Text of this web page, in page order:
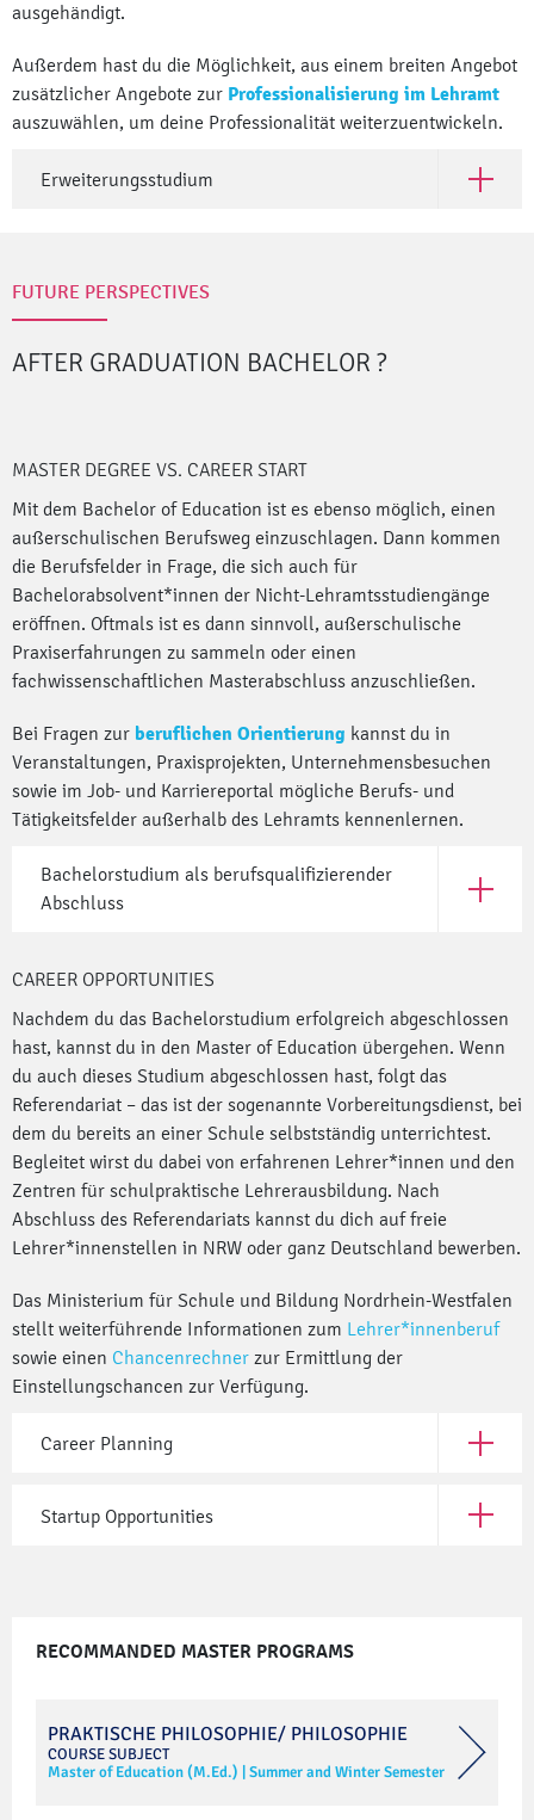
ausgehändigt.
Außerdem hast du die Möglichkeit, aus einem breiten Angebot
zusätzlicher Angebote zur Professionalisierung im Lehramt
auszuwählen, um deine Professionalität weiterzuentwickeln.
Erweiterungsstudium Open
FUTURE PERSPECTIVES
AFTER GRADUATION BACHELOR ?
MASTER DEGREE VS. CAREER START
Mit dem Bachelor of Education ist es ebenso möglich, einen
außerschulischen Berufsweg einzuschlagen. Dann kommen
die Berufsfelder in Frage, die sich auch für
Bachelorabsolvent*innen der Nicht-Lehramtsstudiengänge
eröffnen. Oftmals ist es dann sinnvoll, außerschulische
Praxiserfahrungen zu sammeln oder einen
fachwissenschaftlichen Masterabschluss anzuschließen.
Bei Fragen zur beruflichen Orientierung kannst du in
Veranstaltungen, Praxisprojekten, Unternehmensbesuchen
sowie im Job- und Karriereportal mögliche Berufs- und
Tätigkeitsfelder außerhalb des Lehramts kennenlernen.
Bachelorstudium als berufsqualifizierender
Abschluss
Open
CAREER OPPORTUNITIES
Nachdem du das Bachelorstudium erfolgreich abgeschlossen
hast, kannst du in den Master of Education übergehen. Wenn
du auch dieses Studium abgeschlossen hast, folgt das
Referendariat – das ist der sogenannte Vorbereitungsdienst, bei
dem du bereits an einer Schule selbstständig unterrichtest.
Begleitet wirst du dabei von erfahrenen Lehrer*innen und den
Zentren für schulpraktische Lehrerausbildung. Nach
Abschluss des Referendariats kannst du dich auf freie
Lehrer*innenstellen in NRW oder ganz Deutschland bewerben.
Das Ministerium für Schule und Bildung Nordrhein-Westfalen
stellt weiterführende Informationen zum Lehrer*innenberuf
sowie einen Chancenrechner zur Ermittlung der
Einstellungschancen zur Verfügung.
Career Planning Open
Startup Opportunities Open
RECOMMANDED MASTER PROGRAMS
PRAKTISCHE PHILOSOPHIE/ PHILOSOPHIE
COURSE SUBJECT
Master of Education (M.Ed.) |Summer and Winter Semester